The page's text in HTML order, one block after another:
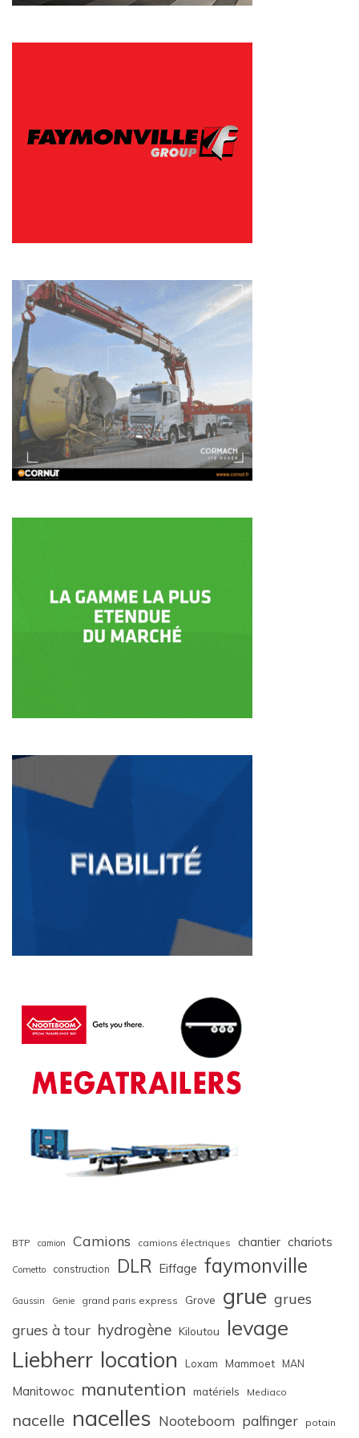
BTP camion Camions camions électriques chantier chariots
Cometto construction DLR Eiffage faymonville
Gaussin Genie grand paris express Grove grue grues
grues à tour hydrogène Kiloutou levage
Liebherr location Loxam Mammoet MAN
Manitowoc manutention matériels Mediaco
nacelle nacelles Nooteboom palfinger potain